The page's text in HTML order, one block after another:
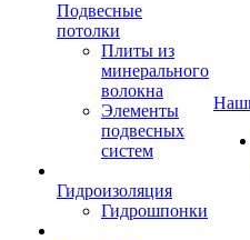
Подвесные
потолки
Плиты из
минерального
волокна
Элементы
подвесных
систем
Гидроизоляция
Гидрошпонки